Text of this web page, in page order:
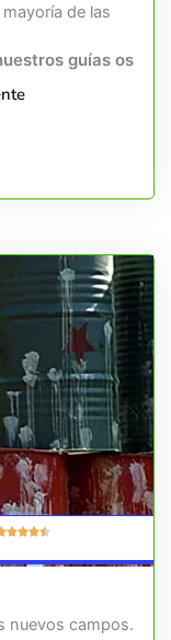
de las
guías os
nuevos campos.